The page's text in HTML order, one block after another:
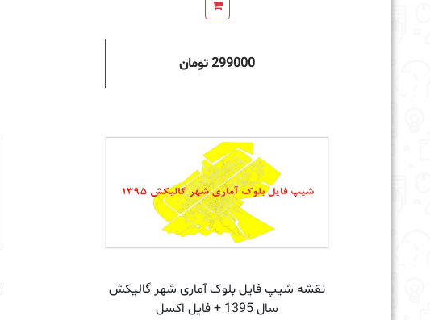
299000 تومان
نقشه شیپ فایل بلوک آماری شهر گالیکش
سال 1395 + فايل اكسل